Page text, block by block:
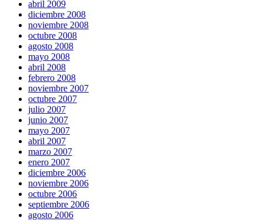
abril 2009
diciembre 2008
noviembre 2008
octubre 2008
agosto 2008
mayo 2008
abril 2008
febrero 2008
noviembre 2007
octubre 2007
julio 2007
junio 2007
mayo 2007
abril 2007
marzo 2007
enero 2007
diciembre 2006
noviembre 2006
octubre 2006
septiembre 2006
agosto 2006